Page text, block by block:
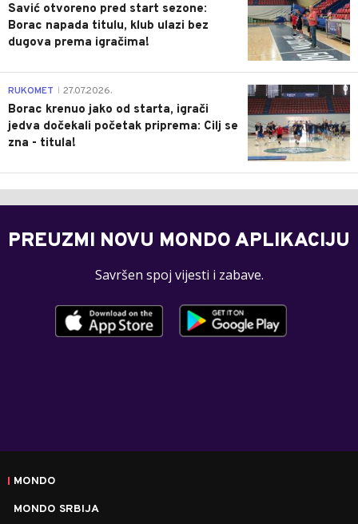
Savić otvoreno pred start sezone:
Borac napada titulu, klub ulazi bez
dugova prema igračima!
0
RUKOMET 27.07.2026.
Borac krenuo jako od starta, igrači
jedva dočekali početak priprema: Cilj se
zna - titula!
PREUZMI NOVU MONDO APLIKACIJU
Savršen spoj vijesti i zabave.
MONDO
MONDO SRBIJA